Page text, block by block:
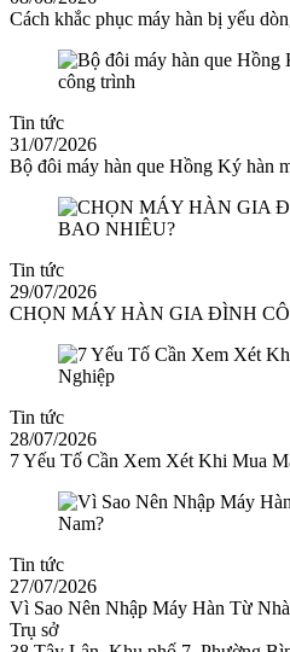
Cách khắc phục máy hàn bị yếu
Tin tức
31/07/2026
Bộ đôi máy hàn que Hồng Ký hàn
Tin tức
29/07/2026
CHỌN MÁY HÀN GIA ĐÌNH
Tin tức
28/07/2026
7 Yếu Tố Cần Xem Xét Khi Mua
Tin tức
27/07/2026
Vì Sao Nên Nhập Máy Hàn Từ
Trụ sở